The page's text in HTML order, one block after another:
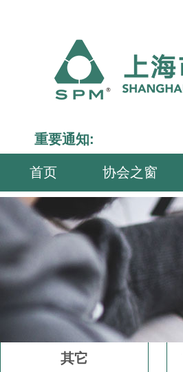
重要通知:
首页 协会之窗
其它